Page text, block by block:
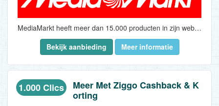
MediaMarkt heeft meer dan 15.000 producten in zijn webshop en het aantal stijgt nog dagelijks...
Bekijk aanbieding
Meer informatie
1.000 Clics
Meer Met Ziggo Cashback & K
orting